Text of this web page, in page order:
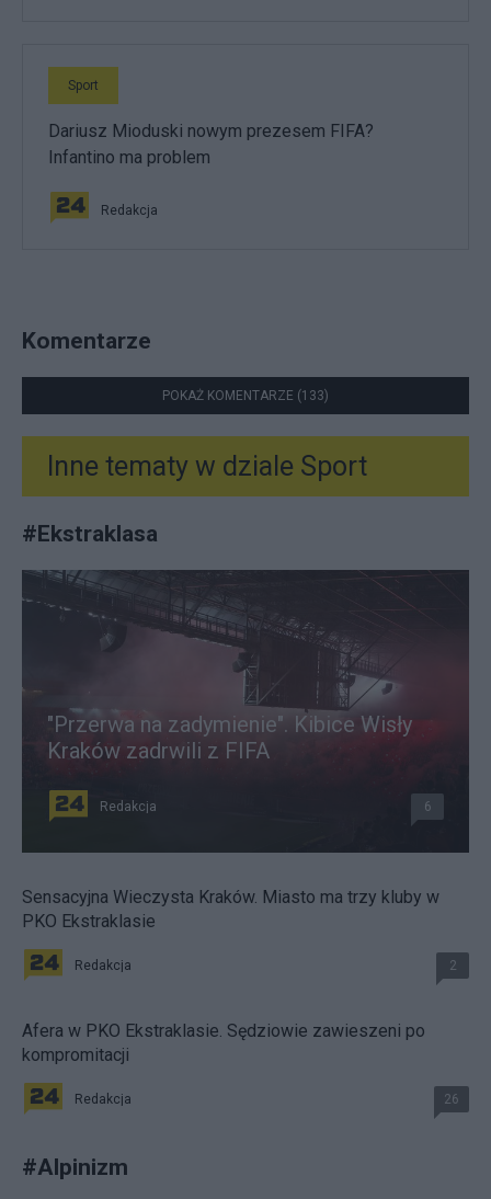
Sport
Dariusz Mioduski nowym prezesem FIFA?
Infantino ma problem
Redakcja
Komentarze
POKAŻ KOMENTARZE (133)
Inne tematy w dziale Sport
#Ekstraklasa
"Przerwa na zadymienie". Kibice Wisły
Kraków zadrwili z FIFA
Redakcja 6
Sensacyjna Wieczysta Kraków. Miasto ma trzy kluby w
PKO Ekstraklasie
Redakcja 2
Afera w PKO Ekstraklasie. Sędziowie zawieszeni po
kompromitacji
Redakcja 26
#Alpinizm